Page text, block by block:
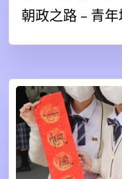
朝政之路 – 青